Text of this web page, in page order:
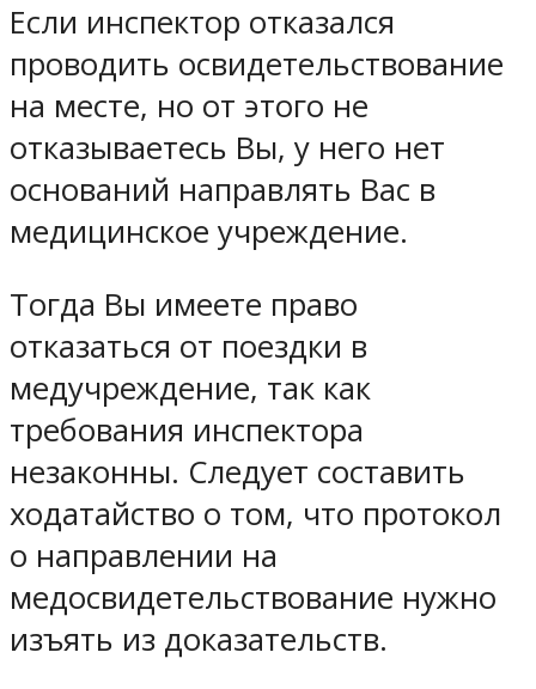
Если инспектор отказался
проводить освидетельствование
на месте, но от этого не
отказываетесь Вы, у него нет
оснований направлять Вас в
медицинское учреждение.
Тогда Вы имеете право
отказаться от поездки в
медучреждение, так как
требования инспектора
незаконны. Следует составить
ходатайство о том, что протокол
о направлении на
медосвидетельствование нужно
изъять из доказательств.